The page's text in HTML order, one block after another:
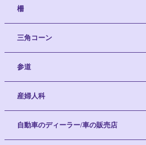
柵
三角コーン
参道
産婦人科
自動車のディーラー/車の販売店